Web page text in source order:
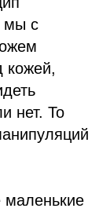
мы с
кожей,
нет. То
маленькие